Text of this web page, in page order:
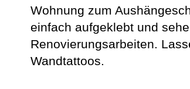
Wohnung zum
einfach aufgeklebt und
Renovierungsarbeiten.
Wandtattoos.